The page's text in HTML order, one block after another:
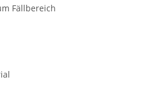
Fällbereich